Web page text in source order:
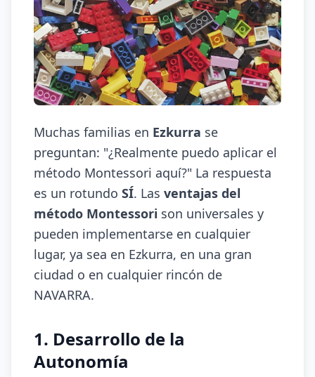
Muchas familias en Ezkurra se
preguntan: "¿Realmente puedo aplicar el
método Montessori aquí?" La respuesta
es un rotundo SÍ. Las ventajas del
método Montessori son universales y
pueden implementarse en cualquier
lugar, ya sea en Ezkurra, en una gran
ciudad o en cualquier rincón de
NAVARRA.
1. Desarrollo de la
Autonomía